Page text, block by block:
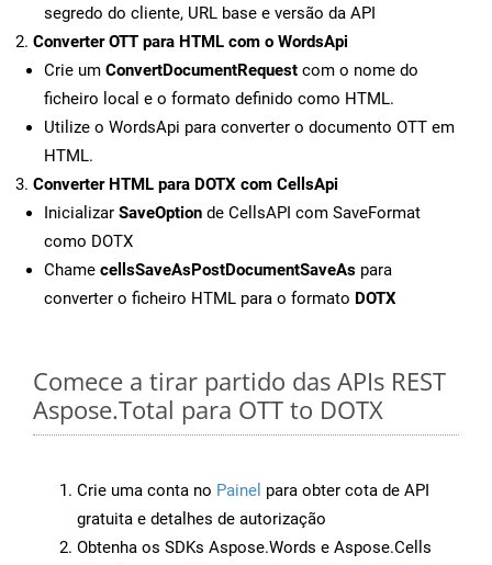
segredo do cliente, URL base e versão da API
Converter OTT para HTML com o WordsApi
Crie um ConvertDocumentRequest com o nome do
ficheiro local e o formato definido como HTML.
Utilize o WordsApi para converter o documento OTT em
HTML.
Converter HTML para DOTX com CellsApi
Inicializar SaveOption de CellsAPI com SaveFormat
como DOTX
Chame cellsSaveAsPostDocumentSaveAs para
converter o ficheiro HTML para o formato DOTX
Comece a tirar partido das APIs REST
Aspose.Total para OTT to DOTX
Crie uma conta no Painel para obter cota de API
gratuita e detalhes de autorização
Obtenha os SDKs Aspose.Words e Aspose.Cells